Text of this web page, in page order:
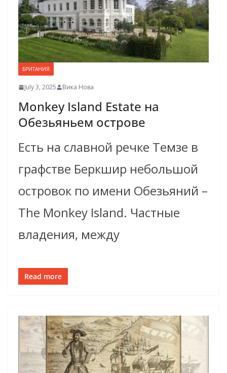
БРИТАНИЯ
July 3, 2025 Вика Нова
Monkey Island Estate на
Обезьяньем острове
Есть на славной речке Темзе в
графстве Беркшир небольшой
островок по имени Обезьяний –
The Monkey Island. Частные
владения, между
Read more